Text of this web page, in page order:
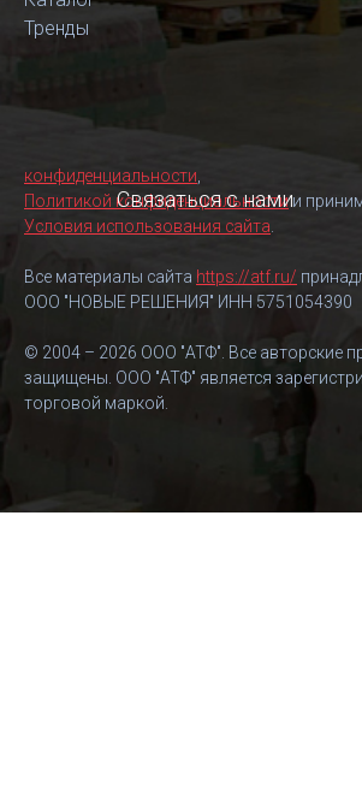
Тренды
Связаться с нами
конфиденциальности
Политикой конфиденциальностии
Условия использования сайта
Все материалы сайта https://atf.ru/
ООО "НОВЫЕ РЕШЕНИЯ" ИНН 5751054390
© 2004 – 2026 ООО "АТФ". Все авторские
защищены. ООО "АТФ" является
торговой маркой.